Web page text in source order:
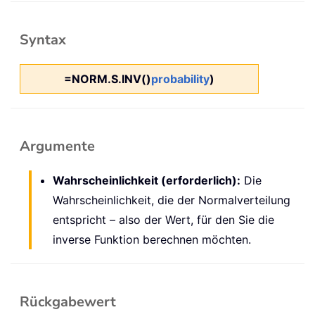
Syntax
=NORM.S.INV()probability)
Argumente
Wahrscheinlichkeit (erforderlich): Die
Wahrscheinlichkeit, die der Normalverteilung
entspricht – also der Wert, für den Sie die
inverse Funktion berechnen möchten.
Rückgabewert